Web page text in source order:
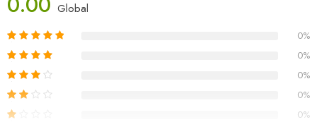
Matériau : bois de pin massif
Dimensions du canapé central/d’angle : 63,5 x 63,5 x 62,5 cm (L
x l x H)
L’assemblage est requis
La livraison contient :
Global
0%
0%
0%
0%
0%